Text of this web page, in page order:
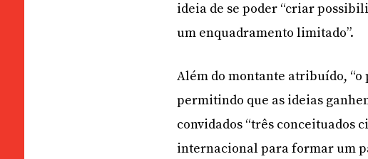
ideia de se poder “criar
um enquadramento limitado”.
Além do montante atribuído,
permitindo que as ideias
convidados “três conceituados
internacional para formar um